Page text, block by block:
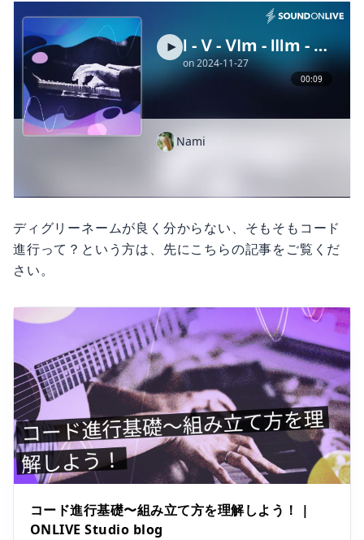
ディグリーネームが良く分からない、そもそもコード
進行って？という方は、先にこちらの記事をご覧くだ
さい。
コード進行基礎〜組み立て方を理解しよう！ |
ONLIVE Studio blog